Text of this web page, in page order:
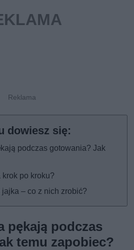
podczas gotowania? Jak
po kroku?
– co z nich zrobić?
pękają podczas
temu zapobiec?